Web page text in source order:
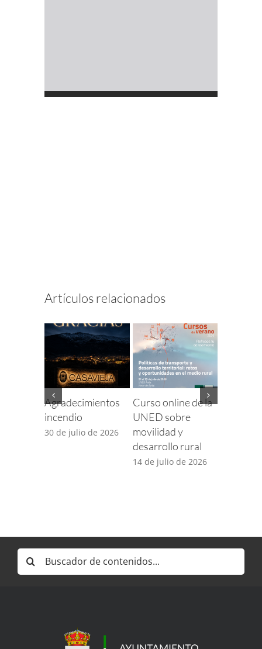
Artículos relacionados
Agradecimientos
incendio
30 de julio de 2026
Curso online de la
UNED sobre
movilidad y
desarrollo rural
14 de julio de 2026
Buscar: